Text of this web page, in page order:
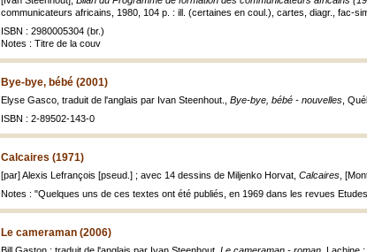
communicateurs africains, 1980, 104 p. : ill. (certaines en coul.), cartes, diagr., fac-
ISBN : 2980005304 (br.)
Notes : Titre de la couv
Bye-bye, bébé (2001)
Elyse Gasco, traduit de l'anglais par Ivan Steenhout., Bye-bye, bébé - nouvelles ,
ISBN : 2-89502-143-0
Calcaires (1971)
[par] Alexis Lefrançois [pseud.] ; avec 14 dessins de Miljenko Horvat, Calcaires ,
Notes : "Quelques uns de ces textes ont été publiés, en 1969 dans les revues
Le cameraman (2006)